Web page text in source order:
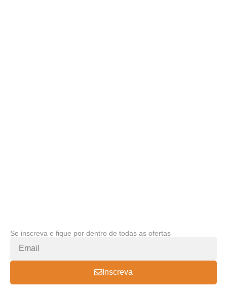
Se inscreva e fique por dentro de todas as ofertas
Inscreva